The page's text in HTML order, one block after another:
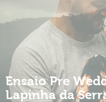
Ensaio Pre
Lapinha da